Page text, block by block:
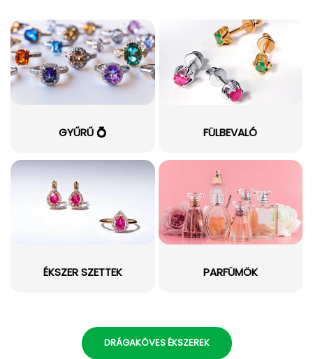
GYŰRŰ 💍 FÜLBEVALÓ
ÉKSZER SZETTEK PARFÜMÖK
DRÁGAKÖVES ÉKSZEREK